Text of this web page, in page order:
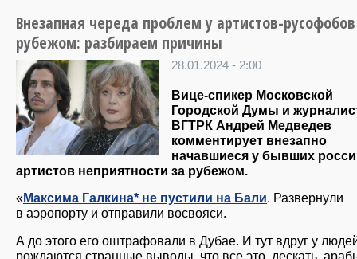
Внезапная череда проблем у артистов-
рубежом: разбираем причины
28.01.2024 - 2:00
Вице-спикер Московской
Городской Думы и
ВГТРК Андрей Медведев
комментирует внезапно
начавшиеся у бывших
артистов неприятности за рубежом.
«Максима Галкина* не пустили на Бали. Развернули
в аэропорту и отправили восвояси.
А до этого его оштрафовали в Дубае. И тут вдруг у
рождаются странные выводы, что все это, дескать,